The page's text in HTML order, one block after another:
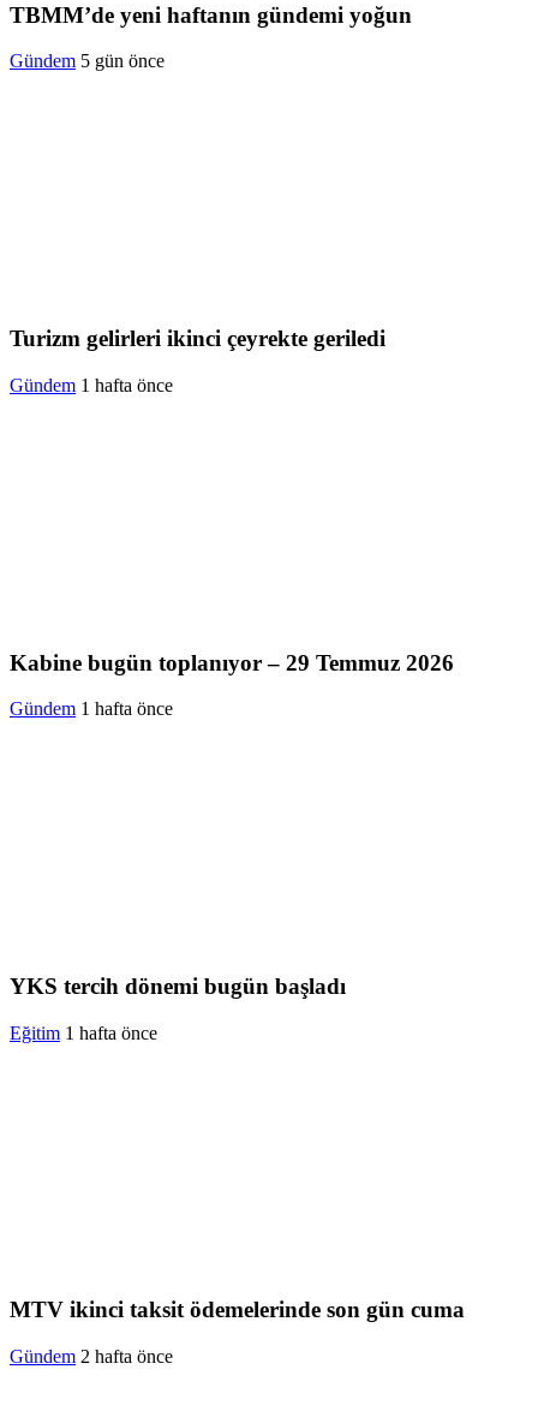
TBMM’de yeni haftanın gündemi yoğun
Gündem 5 gün önce
Turizm gelirleri ikinci çeyrekte geriledi
Gündem 1 hafta önce
Kabine bugün toplanıyor – 29 Temmuz 2026
Gündem 1 hafta önce
YKS tercih dönemi bugün başladı
Eğitim 1 hafta önce
MTV ikinci taksit ödemelerinde son gün cuma
Gündem 2 hafta önce